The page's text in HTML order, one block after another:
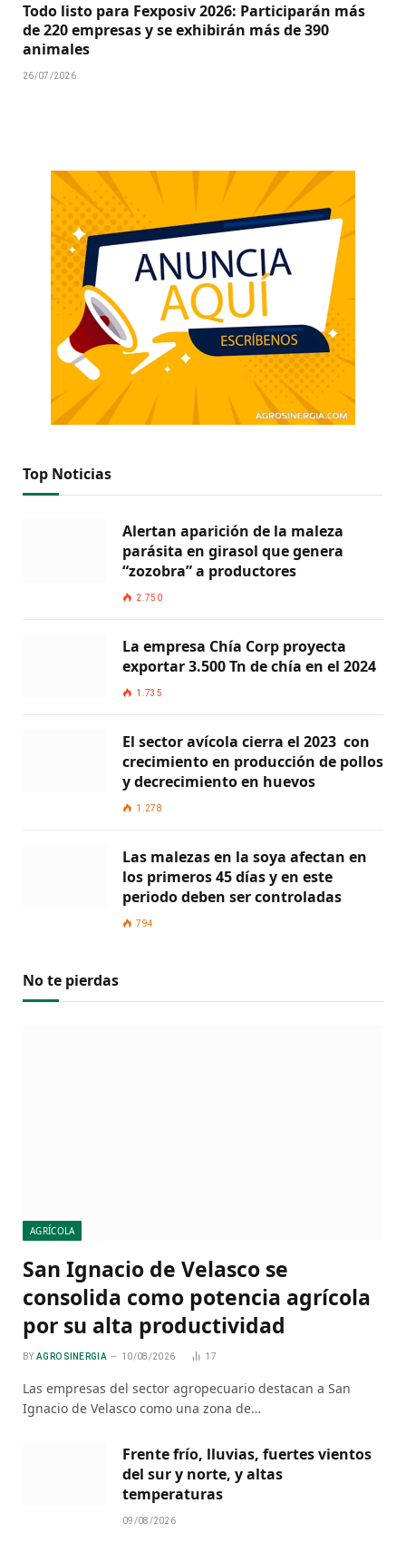
Todo listo para Fexposiv 2026: Participarán más
de 220 empresas y se exhibirán más de 390
animales
26/07/2026
Top Noticias
Alertan aparición de la maleza
parásita en girasol que genera
“zozobra” a productores
2.750
La empresa Chía Corp proyecta
exportar 3.500 Tn de chía en el 2024
1.735
El sector avícola cierra el 2023 con
crecimiento en producción de pollos
y decrecimiento en huevos
1.278
Las malezas en la soya afectan en
los primeros 45 días y en este
periodo deben ser controladas
794
No te pierdas
AGRÍCOLA
San Ignacio de Velasco se
consolida como potencia agrícola
por su alta productividad
BY AGRO SINERGIA 10/08/2026 17
Las empresas del sector agropecuario destacan a San
Ignacio de Velasco como una zona de…
Frente frío, lluvias, fuertes vientos
del sur y norte, y altas
temperaturas
09/08/2026